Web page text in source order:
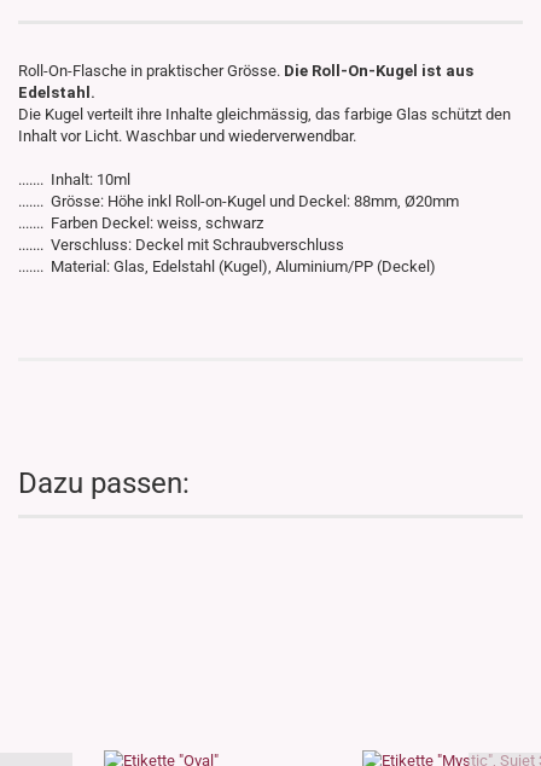
Roll-On-Flasche in praktischer Grösse. Die Roll-On-Kugel ist aus
Edelstahl.
Die Kugel verteilt ihre Inhalte gleichmässig, das farbige Glas schützt den
Inhalt vor Licht. Waschbar und wiederverwendbar.
....... Inhalt: 10ml
....... Grösse: Höhe inkl Roll-on-Kugel und Deckel: 88mm, Ø20mm
....... Farben Deckel: weiss, schwarz
....... Verschluss: Deckel mit Schraubverschluss
....... Material: Glas, Edelstahl (Kugel), Aluminium/PP (Deckel)
Dazu passen: